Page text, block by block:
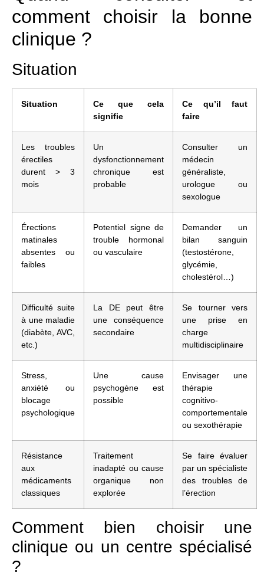
comment choisir la bonne
clinique ?
Situation
Situation
Ce que cela
signifie
Ce qu’il faut
faire
Les troubles
érectiles
durent > 3
mois
Un
dysfonctionnement
chronique est
probable
Consulter un
médecin
généraliste,
urologue ou
sexologue
Érections
matinales
absentes ou
faibles
Potentiel signe de
trouble hormonal
ou vasculaire
Demander un
bilan sanguin
(testostérone,
glycémie,
cholestérol…)
Difficulté suite
à une maladie
(diabète, AVC,
etc.)
La DE peut être
une conséquence
secondaire
Se tourner vers
une prise en
charge
multidisciplinaire
Stress,
anxiété ou
blocage
psychologique
Une cause
psychogène est
possible
Envisager une
thérapie
cognitivo-
comportementale
ou sexothérapie
Résistance
aux
médicaments
classiques
Traitement
inadapté ou cause
organique non
explorée
Se faire évaluer
par un spécialiste
des troubles de
l’érection
Comment bien choisir une
clinique ou un centre spécialisé
?